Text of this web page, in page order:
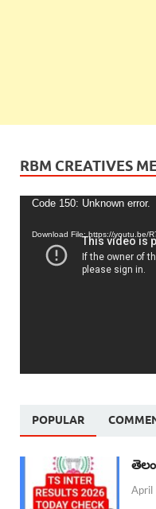
RBM CREATIVES
Video
Code 150: Unknown error.
Download File: https://youtu.be/
POPULAR
April